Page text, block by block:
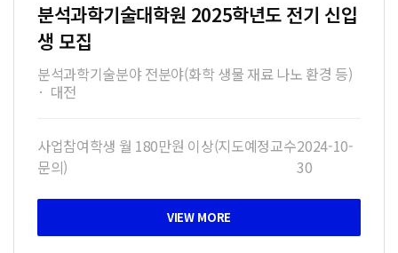
분석과학기술대학원 2025학년도 전기 신입
생 모집
분석과학기술분야 전분야(화학 생물 재료 나노 환경 등)
· 대전
사업참여학생 월 180만원 이상(지도예정교수
문의)
2024-10-
30